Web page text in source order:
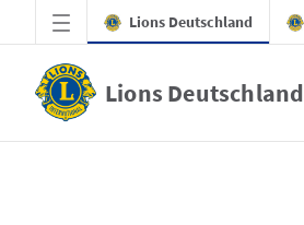
Zum Hauptinhalt springen
Lions Deutschland
Lions Deutschland